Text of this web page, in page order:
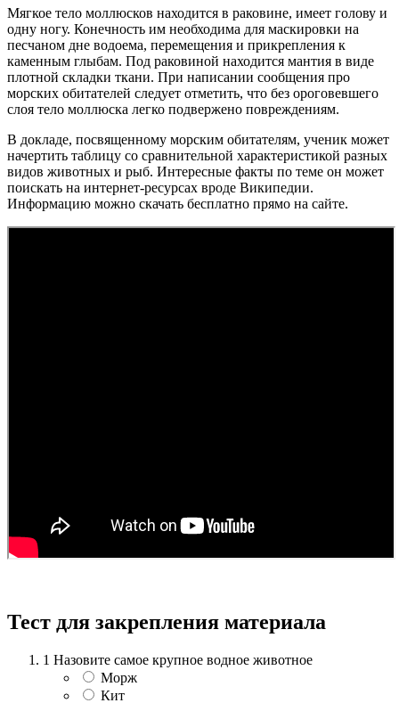
Мягкое тело моллюсков находится в раковине, имеет голову и
одну ногу. Конечность им необходима для маскировки на
песчаном дне водоема, перемещения и прикрепления к
каменным глыбам. Под раковиной находится мантия в виде
плотной складки ткани. При написании сообщения про
морских обитателей следует отметить, что без ороговевшего
слоя тело моллюска легко подвержено повреждениям.
В докладе, посвященному морским обитателям, ученик может
начертить таблицу со сравнительной характеристикой разных
видов животных и рыб. Интересные факты по теме он может
поискать на интернет-ресурсах вроде Википедии.
Информацию можно скачать бесплатно прямо на сайте.
Тест для закрепления материала
1 Назовите самое крупное водное животное
Морж
Кит